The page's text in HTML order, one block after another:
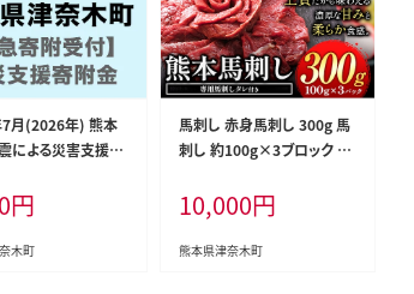
月(2026年) 熊本
による災害支援寄
せん）---tsunagi_s
円
木町
馬刺し 赤身馬刺し 300g 馬
刺し 約100g×3ブロック (タ
熊本肥育 肉 生食用 冷凍 《3
-7日以内に出荷予定(土日祝
除く)》 馬肉 馬 馬刺し 国産
10,000円
熊本県津奈木町